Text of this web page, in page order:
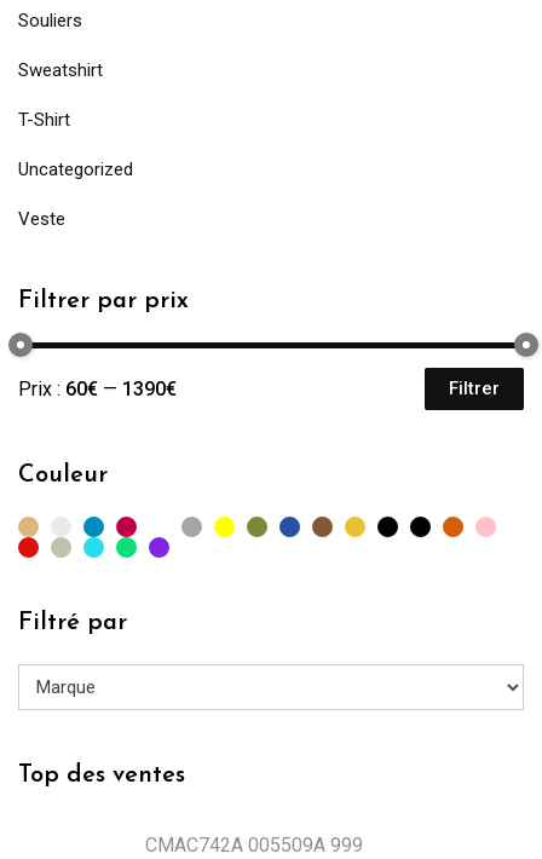
Souliers
Sweatshirt
T-Shirt
Uncategorized
Veste
Filtrer par prix
Filtrer
Prix : 60€ — 1390€
Couleur
Filtré par
Top des ventes
CMAC742A 005509A 999